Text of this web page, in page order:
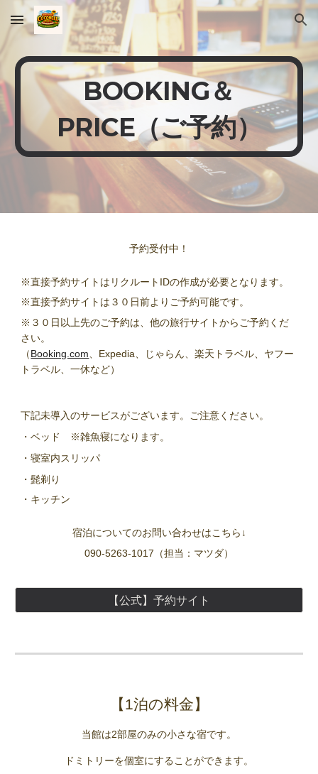
Skip to main content Skip to navigation
BOOKING＆
PRICE（ご予約）
予約受付中！
※直接予約サイトはリクルートIDの作成が必要となります。
※直接予約サイトは３０日前よりご予約可能です。
※３０日以上先のご予約は、他の旅行サイトからご予約くだ
さい。
（Booking.com 、Expedia、じゃらん、楽天トラベル、ヤフー
トラベル、一休など）
下記未導入のサービスがございます。ご注意ください。
・ベッド ※雑魚寝になります。
・寝室内スリッパ
・髭剃り
・キッチン
宿泊についてのお問い合わせはこちら↓
090-5263-1017（担当：マツダ）
【公式】予約サイト
【1泊の料金】
当館は2部屋のみの小さな宿です。
ドミトリーを個室にすることができます。